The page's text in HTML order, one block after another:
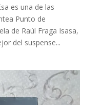
es una de las
Punto de
de Raúl Fraga Isasa,
del suspense...